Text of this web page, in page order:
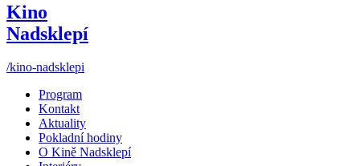
Kino
Nadsklepí
/kino-nadsklepi
Program
Kontakt
Aktuality
Pokladní hodiny
O Kině Nadsklepí